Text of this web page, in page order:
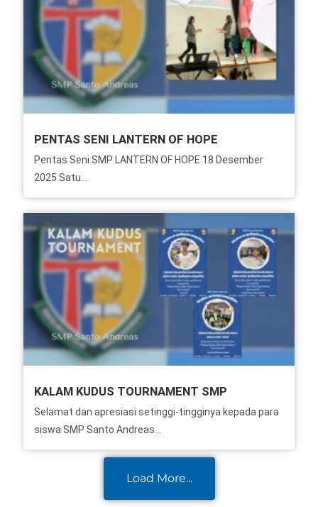
PENTAS SENI LANTERN OF HOPE
Pentas Seni SMP LANTERN OF HOPE 18 Desember
2025 Satu...
KALAM KUDUS TOURNAMENT SMP
Selamat dan apresiasi setinggi-tingginya kepada para
siswa SMP Santo Andreas...
Load More...